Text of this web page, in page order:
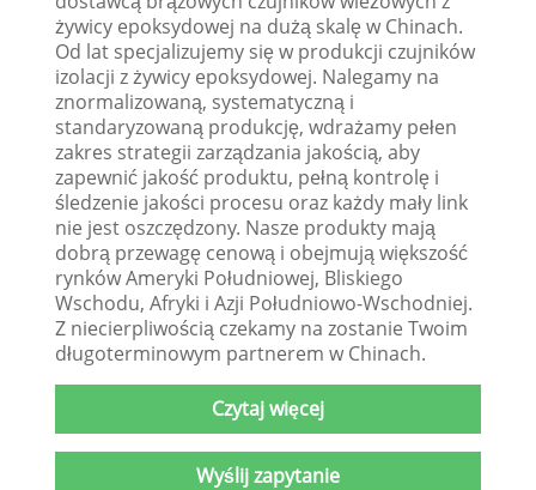
żywicy epoksydowej na dużą skalę w Chinach.
Od lat specjalizujemy się w produkcji czujników
izolacji z żywicy epoksydowej. Nalegamy na
znormalizowaną, systematyczną i
standaryzowaną produkcję, wdrażamy pełen
zakres strategii zarządzania jakością, aby
zapewnić jakość produktu, pełną kontrolę i
śledzenie jakości procesu oraz każdy mały link
nie jest oszczędzony. Nasze produkty mają
dobrą przewagę cenową i obejmują większość
rynków Ameryki Południowej, Bliskiego
Wschodu, Afryki i Azji Południowo-Wschodniej.
Z niecierpliwością czekamy na zostanie Twoim
długoterminowym partnerem w Chinach.
Czytaj więcej
Wyślij zapytanie